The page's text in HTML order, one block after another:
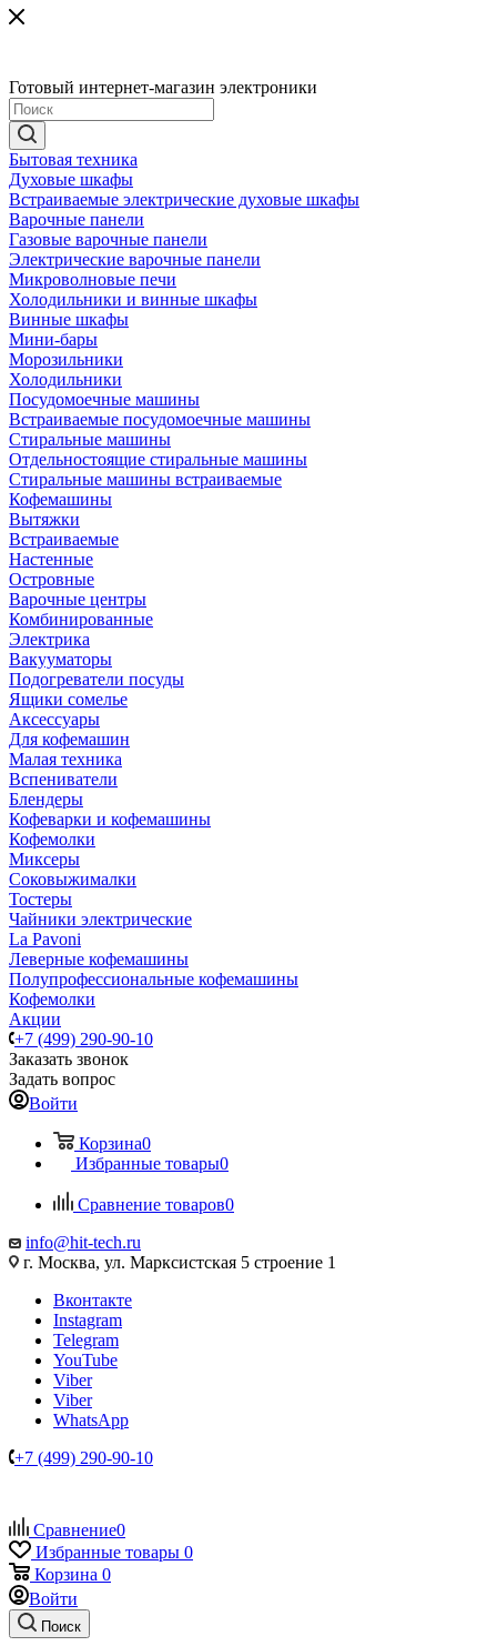
Готовый интернет-магазин электроники
Бытовая техника
Духовые шкафы
Встраиваемые электрические духовые шкафы
Варочные панели
Газовые варочные панели
Электрические варочные панели
Микроволновые печи
Холодильники и винные шкафы
Винные шкафы
Мини-бары
Морозильники
Холодильники
Посудомоечные машины
Встраиваемые посудомоечные машины
Стиральные машины
Отдельностоящие стиральные машины
Стиральные машины встраиваемые
Кофемашины
Вытяжки
Встраиваемые
Настенные
Островные
Варочные центры
Комбинированные
Электрика
Вакууматоры
Подогреватели посуды
Ящики сомелье
Аксессуары
Для кофемашин
Малая техника
Вспениватели
Блендеры
Кофеварки и кофемашины
Кофемолки
Миксеры
Соковыжималки
Тостеры
Чайники электрические
La Pavoni
Леверные кофемашины
Полупрофессиональные кофемашины
Кофемолки
Акции
+7 (499) 290-90-10
Заказать звонок
Задать вопрос
Войти
Корзина0
Избранные товары0
Сравнение товаров0
info@hit-tech.ru
г. Москва, ул. Марксистская 5 строение 1
Вконтакте
Instagram
Telegram
YouTube
Viber
Viber
WhatsApp
+7 (499) 290-90-10
Сравнение0
Избранные товары 0
Корзина 0
Войти
Поиск